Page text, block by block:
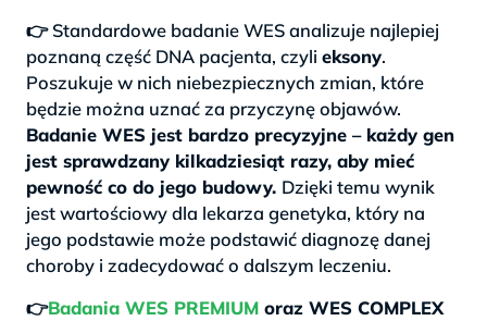
👉 Standardowe badanie WES analizuje najlepiej
poznaną część DNA pacjenta, czyli eksony.
Poszukuje w nich niebezpiecznych zmian, które
będzie można uznać za przyczynę objawów.
Badanie WES jest bardzo precyzyjne – każdy gen
jest sprawdzany kilkadziesiąt razy, aby mieć
pewność co do jego budowy. Dzięki temu wynik
jest wartościowy dla lekarza genetyka, który na
jego podstawie może podstawić diagnozę danej
choroby i zadecydować o dalszym leczeniu.
👉Badania WES PREMIUM oraz WES COMPLEX